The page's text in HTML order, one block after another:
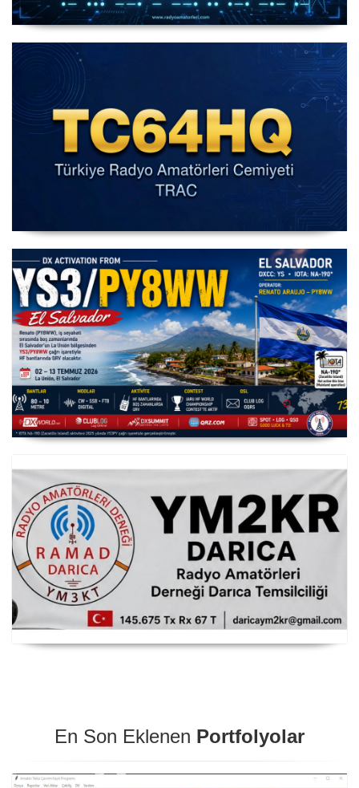
IARU HF World Championship 2026
IARU HF Yarışması TC64HQ Havada Olacak (Trac
YS3/PY8WW Türkiye'den FT8 Mümkün
RAMAD Darıca Temsilciliği YM2KR
En Son Eklenen Portfolyolar